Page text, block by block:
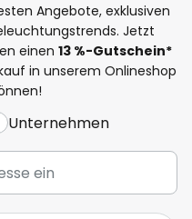
Angebote, exklusiven
Jetzt
einen 13 %-Gutschein*
in unserem Onlineshop
Unternehmen